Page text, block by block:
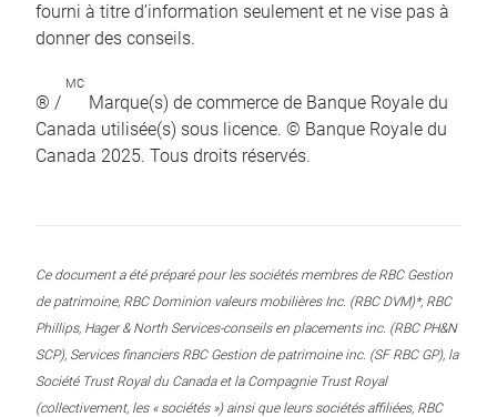
fourni à titre d’information seulement et ne vise pas à
donner des conseils.
® /
MC
Marque(s) de commerce de Banque Royale du
Canada utilisée(s) sous licence. © Banque Royale du
Canada 2025. Tous droits réservés.
Ce document a été préparé pour les sociétés membres de RBC Gestion
de patrimoine, RBC Dominion valeurs mobilières Inc. (RBC DVM)*, RBC
Phillips, Hager & North Services-conseils en placements inc. (RBC PH&N
SCP), Services financiers RBC Gestion de patrimoine inc. (SF RBC GP), la
Société Trust Royal du Canada et la Compagnie Trust Royal
(collectivement, les « sociétés ») ainsi que leurs sociétés affiliées, RBC